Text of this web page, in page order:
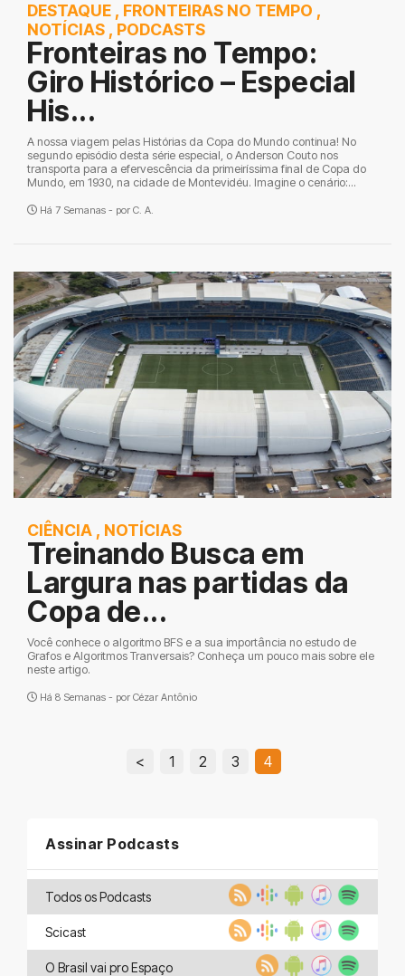
DESTAQUE , FRONTEIRAS NO TEMPO ,
NOTÍCIAS , PODCASTS
Fronteiras no Tempo:
Giro Histórico – Especial
His...
A nossa viagem pelas Histórias da Copa do Mundo continua! No
segundo episódio desta série especial, o Anderson Couto nos
transporta para a efervescência da primeiríssima final de Copa do
Mundo, em 1930, na cidade de Montevidéu. Imagine o cenário:...
Há 7 Semanas - por C. A.
CIÊNCIA , NOTÍCIAS
Treinando Busca em
Largura nas partidas da
Copa de...
Você conhece o algoritmo BFS e a sua importância no estudo de
Grafos e Algoritmos Tranversais? Conheça um pouco mais sobre ele
neste artigo.
Há 8 Semanas - por Cézar Antônio
< 1 2 3 4
Assinar Podcasts
Todos os Podcasts
Scicast
O Brasil vai pro Espaço